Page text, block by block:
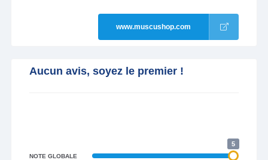
www.muscushop.com
Aucun avis, soyez le premier !
NOTE GLOBALE
5